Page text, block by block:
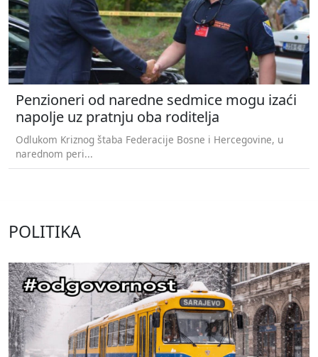
Penzioneri od naredne sedmice mogu izaći
napolje uz pratnju oba roditelja
Odlukom Kriznog štaba Federacije Bosne i Hercegovine, u
narednom peri...
POLITIKA